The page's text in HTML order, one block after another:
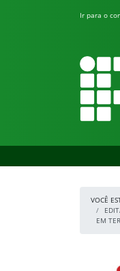
Ir para o
VOCÊ
EM
Início